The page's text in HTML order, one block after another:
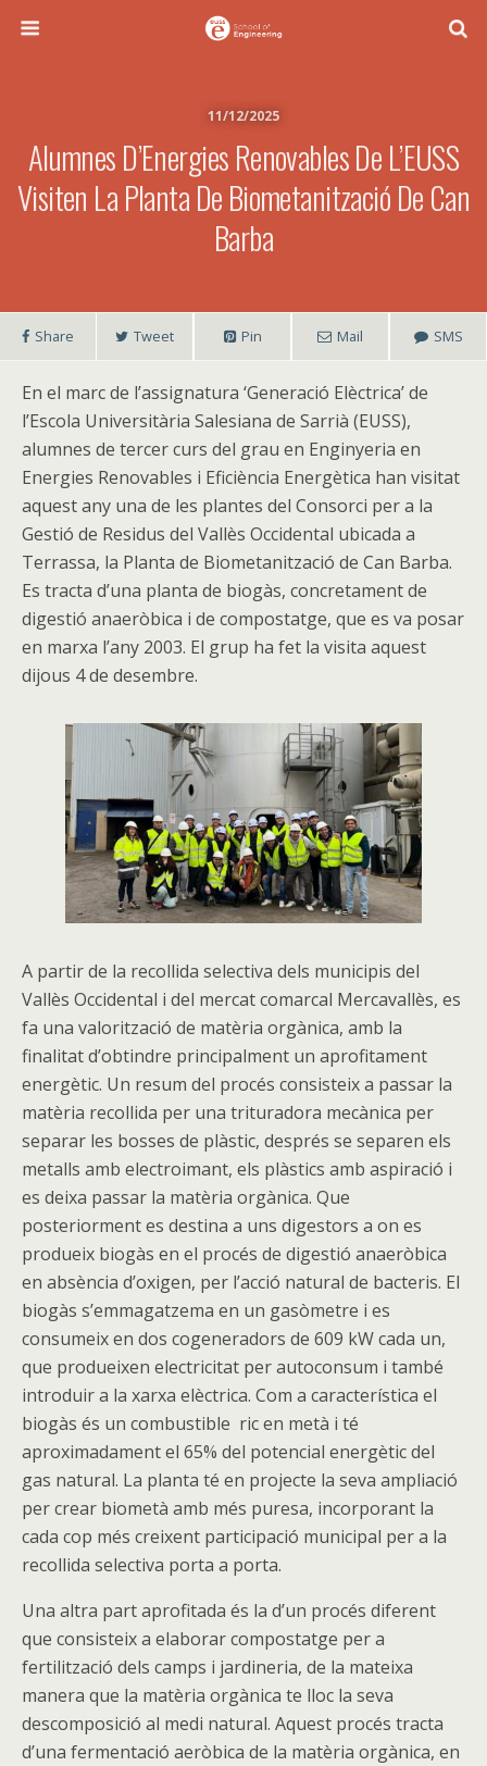
11/12/2025
Alumnes D’Energies Renovables De L’EUSS
Visiten La Planta De Biometanització De Can
Barba
Share Tweet Pin Mail SMS
En el marc de l’assignatura ‘Generació Elèctrica’ de
l’Escola Universitària Salesiana de Sarrià (EUSS),
alumnes de tercer curs del grau en Enginyeria en
Energies Renovables i Eficiència Energètica han visitat
aquest any una de les plantes del Consorci per a la
Gestió de Residus del Vallès Occidental ubicada a
Terrassa, la Planta de Biometanització de Can Barba.
Es tracta d’una planta de biogàs, concretament de
digestió anaeròbica i de compostatge, que es va posar
en marxa l’any 2003. El grup ha fet la visita aquest
dijous 4 de desembre.
A partir de la recollida selectiva dels municipis del
Vallès Occidental i del mercat comarcal Mercavallès, es
fa una valorització de matèria orgànica, amb la
finalitat d’obtindre principalment un aprofitament
energètic. Un resum del procés consisteix a passar la
matèria recollida per una trituradora mecànica per
separar les bosses de plàstic, després se separen els
metalls amb electroimant, els plàstics amb aspiració i
es deixa passar la matèria orgànica. Que
posteriorment es destina a uns digestors a on es
produeix biogàs en el procés de digestió anaeròbica
en absència d’oxigen, per l’acció natural de bacteris. El
biogàs s’emmagatzema en un gasòmetre i es
consumeix en dos cogeneradors de 609 kW cada un,
que produeixen electricitat per autoconsum i també
introduir a la xarxa elèctrica. Com a característica el
biogàs és un combustible ric en metà i té
aproximadament el 65% del potencial energètic del
gas natural. La planta té en projecte la seva ampliació
per crear biometà amb més puresa, incorporant la
cada cop més creixent participació municipal per a la
recollida selectiva porta a porta.
Una altra part aprofitada és la d’un procés diferent
que consisteix a elaborar compostatge per a
fertilització dels camps i jardineria, de la mateixa
manera que la matèria orgànica te lloc la seva
descomposició al medi natural. Aquest procés tracta
d’una fermentació aeròbica de la matèria orgànica, en